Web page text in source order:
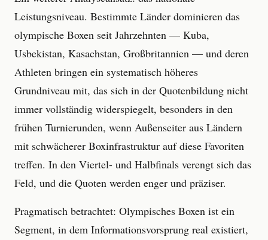
Leistungsniveau. Bestimmte Länder dominieren das
olympische Boxen seit Jahrzehnten — Kuba,
Usbekistan, Kasachstan, Großbritannien — und deren
Athleten bringen ein systematisch höheres
Grundniveau mit, das sich in der Quotenbildung nicht
immer vollständig widerspiegelt, besonders in den
frühen Turnierunden, wenn Außenseiter aus Ländern
mit schwächerer Boxinfrastruktur auf diese Favoriten
treffen. In den Viertel- und Halbfinals verengt sich das
Feld, und die Quoten werden enger und präziser.
Pragmatisch betrachtet: Olympisches Boxen ist ein
Segment, in dem Informationsvorsprung real existiert,